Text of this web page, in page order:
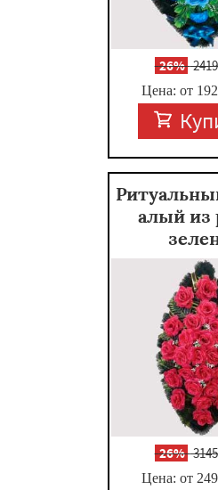
-26%
Цена: от
алый из
-26%
Цена: от